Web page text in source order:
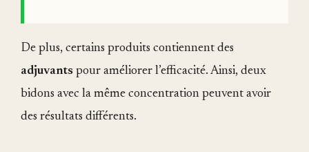
De plus, certains produits contiennent des
adjuvants pour améliorer l’efficacité. Ainsi, deux
bidons avec la même concentration peuvent avoir
des résultats différents.